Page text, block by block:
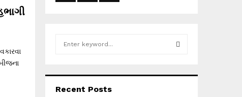
h
Recent Posts